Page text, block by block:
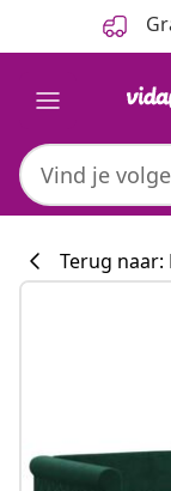
Terug